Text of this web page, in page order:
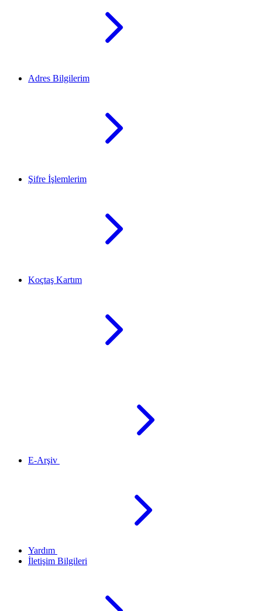
Adres Bilgilerim
Şifre İşlemlerim
Koçtaş Kartım
E-Arşiv
Yardım
İletişim Bilgileri